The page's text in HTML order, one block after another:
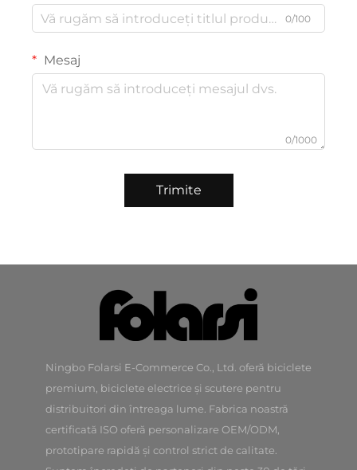
0/100
Mesaj
0/1000
Trimite
Ningbo Folarsi E-Commerce Co., Ltd. oferă biciclete
premium, biciclete electrice și scutere pentru
distribuitori din întreaga lume. Fabrica noastră
certificată ISO oferă personalizare OEM/ODM,
prototipare rapidă și control strict de calitate.